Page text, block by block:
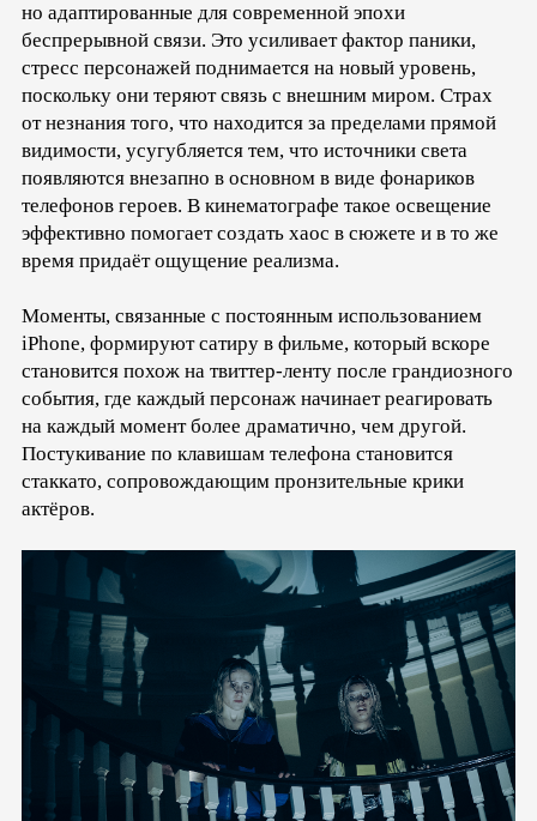
но адаптированные для современной эпохи
беспрерывной связи. Это усиливает фактор паники,
стресс персонажей поднимается на новый уровень,
поскольку они теряют связь с внешним миром. Страх
от незнания того, что находится за пределами прямой
видимости, усугубляется тем, что источники света
появляются внезапно в основном в виде фонариков
телефонов героев. В кинематографе такое освещение
эффективно помогает создать хаос в сюжете и в то же
время придаёт ощущение реализма.
Моменты, связанные с постоянным использованием
iPhone, формируют сатиру в фильме, который вскоре
становится похож на твиттер-ленту после грандиозного
события, где каждый персонаж начинает реагировать
на каждый момент более драматично, чем другой.
Постукивание по клавишам телефона становится
стаккато, сопровождающим пронзительные крики
актёров.